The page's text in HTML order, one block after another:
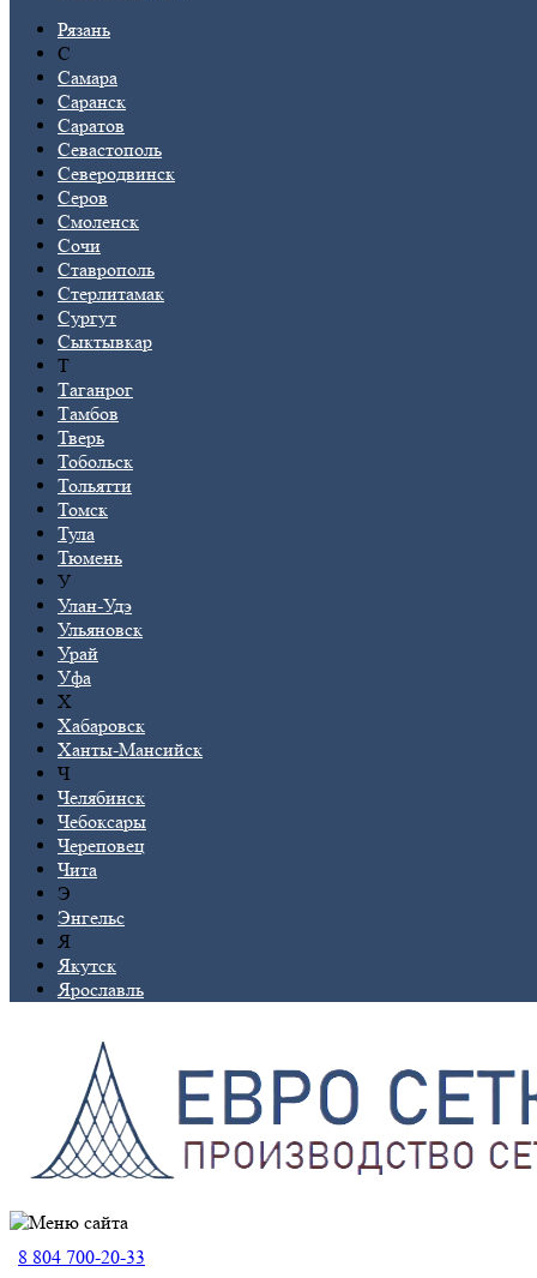
Рязань
С
Самара
Саранск
Саратов
Севастополь
Северодвинск
Серов
Смоленск
Сочи
Ставрополь
Стерлитамак
Сургут
Сыктывкар
Т
Таганрог
Тамбов
Тверь
Тобольск
Тольятти
Томск
Тула
Тюмень
У
Улан-Удэ
Ульяновск
Урай
Уфа
Х
Хабаровск
Ханты-Мансийск
Ч
Челябинск
Чебоксары
Череповец
Чита
Э
Энгельс
Я
Якутск
Ярославль
8 804 700-20-33